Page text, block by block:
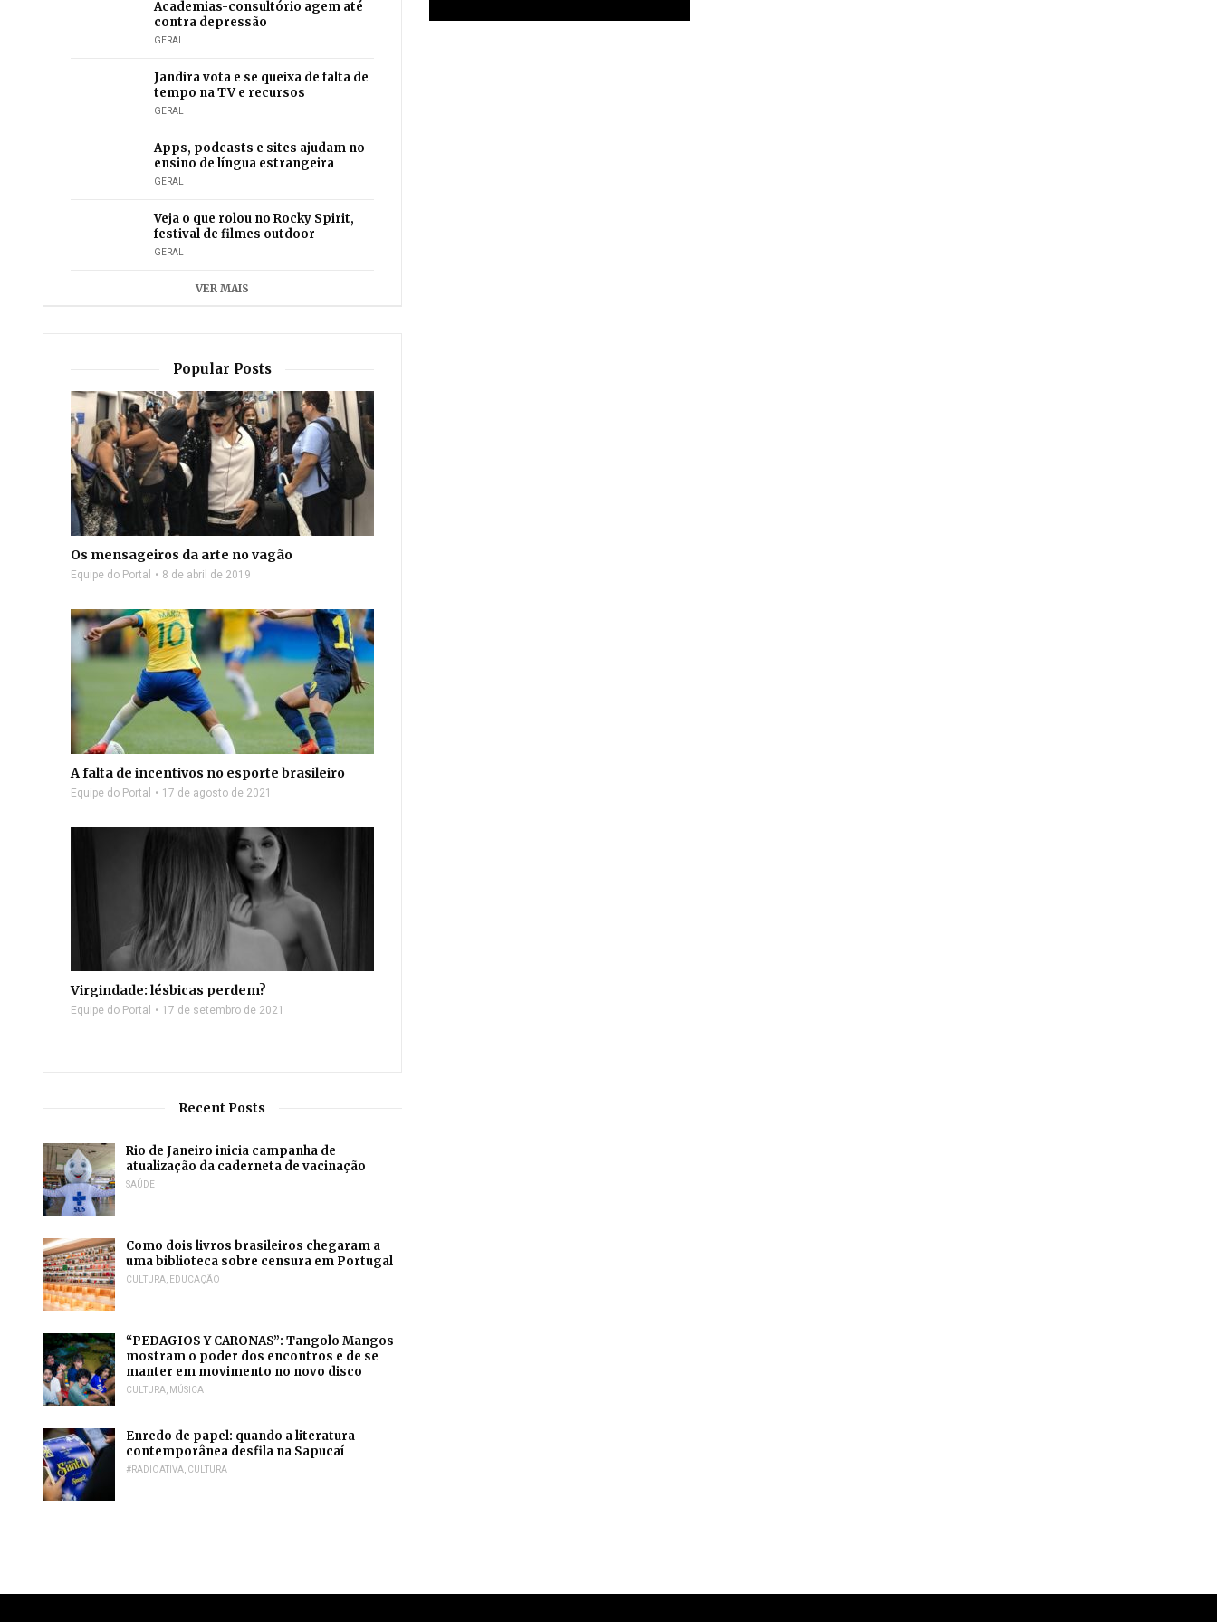
Academias-consultório agem até
contra depressão
GERAL
Jandira vota e se queixa de falta de
tempo na TV e recursos
GERAL
Apps, podcasts e sites ajudam no
ensino de língua estrangeira
GERAL
Veja o que rolou no Rocky Spirit,
festival de filmes outdoor
GERAL
VER MAIS
Popular Posts
Os mensageiros da arte no vagão
Equipe do Portal 8 de abril de 2019
A falta de incentivos no esporte brasileiro
Equipe do Portal 17 de agosto de 2021
Virgindade: lésbicas perdem?
Equipe do Portal 17 de setembro de 2021
Recent Posts
Rio de Janeiro inicia campanha de
atualização da caderneta de vacinação
SAÚDE
Como dois livros brasileiros chegaram a
uma biblioteca sobre censura em Portugal
CULTURA, EDUCAÇÃO
“PEDAGIOS Y CARONAS”: Tangolo Mangos
mostram o poder dos encontros e de se
manter em movimento no novo disco
CULTURA, MÚSICA
Enredo de papel: quando a literatura
contemporânea desfila na Sapucaí
#RADIOATIVA, CULTURA